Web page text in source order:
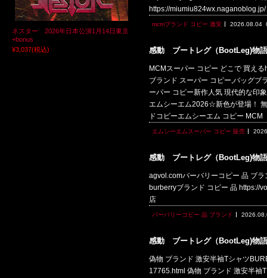
https://
mcmブランド コピー 激安 2026.08.04
感動 ブートレグ（BootLeg)物語
MCMスーパー コピー どこで 買え
ブランド スーパー コピー,バッグブ
ーパー コピー新作人気 現代的な印
エムシーエム2026☆新色が登場！
ドコピーエムシーエム コピー MCM
エムシーエムスーパー コピー 販売
感動 ブートレグ（BootLeg)物語
agvol.comバーバリーコピー 品 ブ
burberryブランド コピー 品 https://
店
バーバリーコピー 品 ブランド
感動 ブートレグ（BootLeg)物語
偽物 ブランド 激安半袖Tシャツ
17765.html 偽物 ブランド 激安半袖
ネスター 2026年日本公演1月14日東京
+bonus
¥3,037(税込)